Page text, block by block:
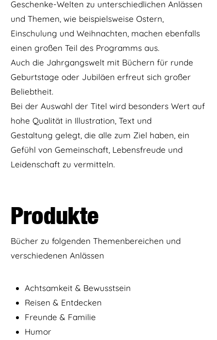
Geschenke-Welten zu unterschiedlichen Anlässen
und Themen, wie beispielsweise Ostern,
Einschulung und Weihnachten, machen ebenfalls
einen großen Teil des Programms aus.
Auch die Jahrgangswelt mit Büchern für runde
Geburtstage oder Jubiläen erfreut sich großer
Beliebtheit.
Bei der Auswahl der Titel wird besonders Wert auf
hohe Qualität in Illustration, Text und
Gestaltung gelegt, die alle zum Ziel haben, ein
Gefühl von Gemeinschaft, Lebensfreude und
Leidenschaft zu vermitteln.
Produkte
Bücher zu folgenden Themenbereichen und
verschiedenen Anlässen
Achtsamkeit & Bewusstsein
Reisen & Entdecken
Freunde & Familie
Humor